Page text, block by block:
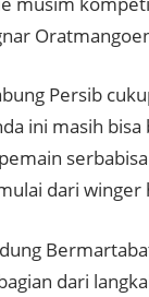
Persib
ini masih
dari winger
dari